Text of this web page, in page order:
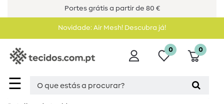
Portes grátis a partir de 80 €
Novidade: Air Mesh! Descubra já!
☰
0 0